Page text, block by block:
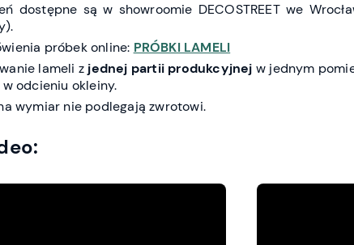
dostępne są w showroomie DECOSTREET we
próbek online: PRÓBKI LAMELI
lameli z jednej partii produkcyjnej w jednym
odcieniu okleiny.
wymiar nie podlegają zwrotowi.